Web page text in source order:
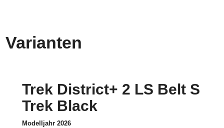
Varianten
Trek District+ 2 LS Belt S
Trek Black
Modelljahr 2026